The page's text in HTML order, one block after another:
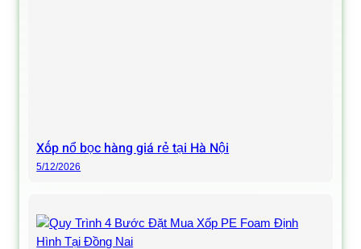
Xốp nổ bọc hàng giá rẻ tại Hà Nội
5/12/2026